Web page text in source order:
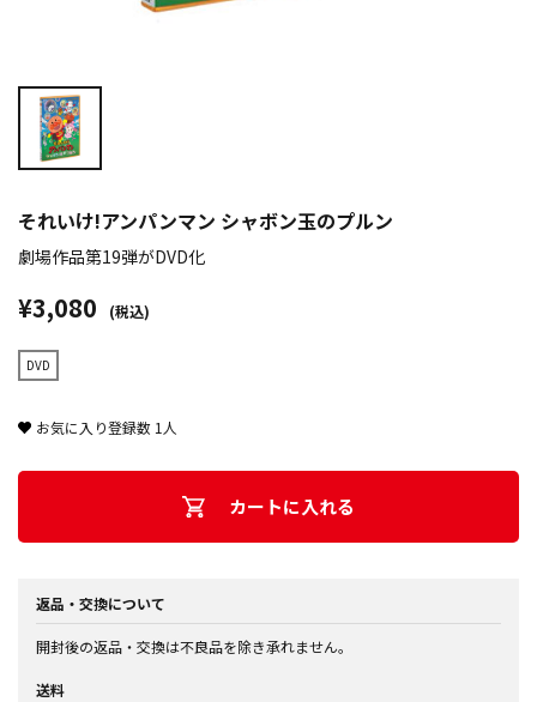
それいけ!アンパンマン シャボン玉のプルン
劇場作品第19弾がDVD化
¥3,080 (税込)
DVD
お気に入り登録数 1 人
カートに入れる
返品・交換について
開封後の返品・交換は不良品を除き承れません。
送料